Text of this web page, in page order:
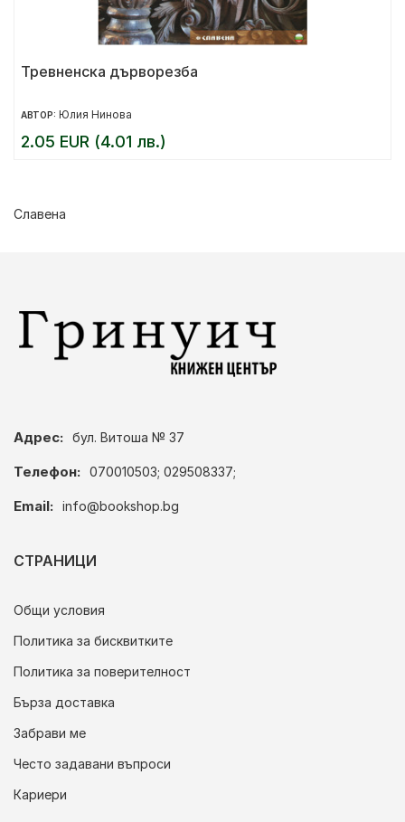
Тревненска дърворезба
АВТОР: Юлия Нинова
2.05 EUR (4.01 лв.)
Славена
Адрес: бул. Витоша № 37
Телефон: 070010503; 029508337;
Email: info@bookshop.bg
СТРАНИЦИ
Общи условия
Политика за бисквитките
Политика за поверителност
Бърза доставка
Забрави ме
Често задавани въпроси
Кариери